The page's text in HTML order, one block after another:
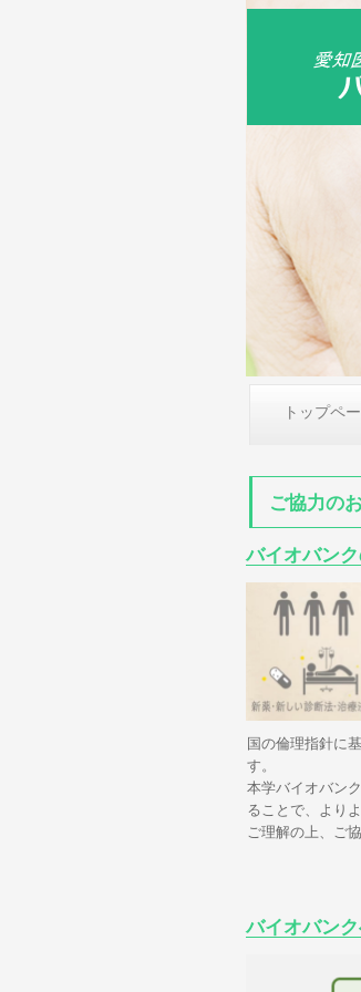
ご協力の
バイオバン
国の倫理指針に
す。
本学バイオバン
ることで、より
ご理解の上、ご
バイオバン
トップペ